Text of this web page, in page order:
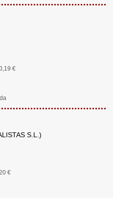
€
S.L.)
€